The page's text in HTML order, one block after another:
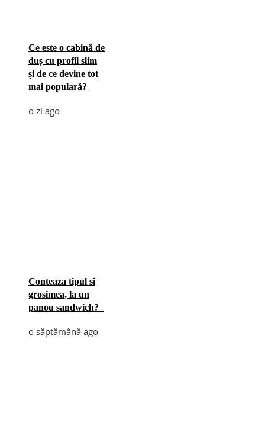
Ce este o cabină de
duș cu profil slim
și de ce devine tot
mai populară?
o zi ago
Conteaza tipul si
grosimea, la un
panou sandwich?
o săptămână ago